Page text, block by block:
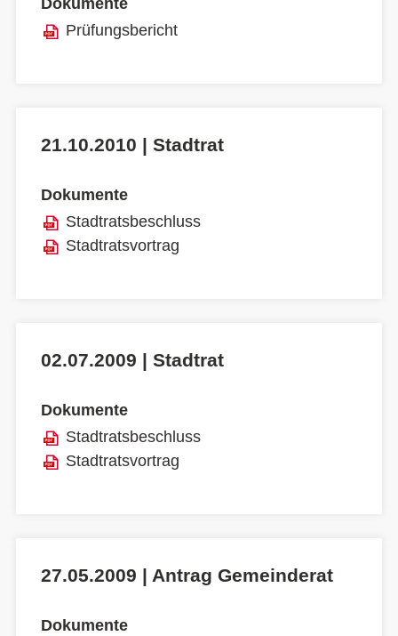
Dokumente
Prüfungsbericht
21.10.2010 | Stadtrat
Dokumente
Stadtratsbeschluss
Stadtratsvortrag
02.07.2009 | Stadtrat
Dokumente
Stadtratsbeschluss
Stadtratsvortrag
27.05.2009 | Antrag Gemeinderat
Dokumente